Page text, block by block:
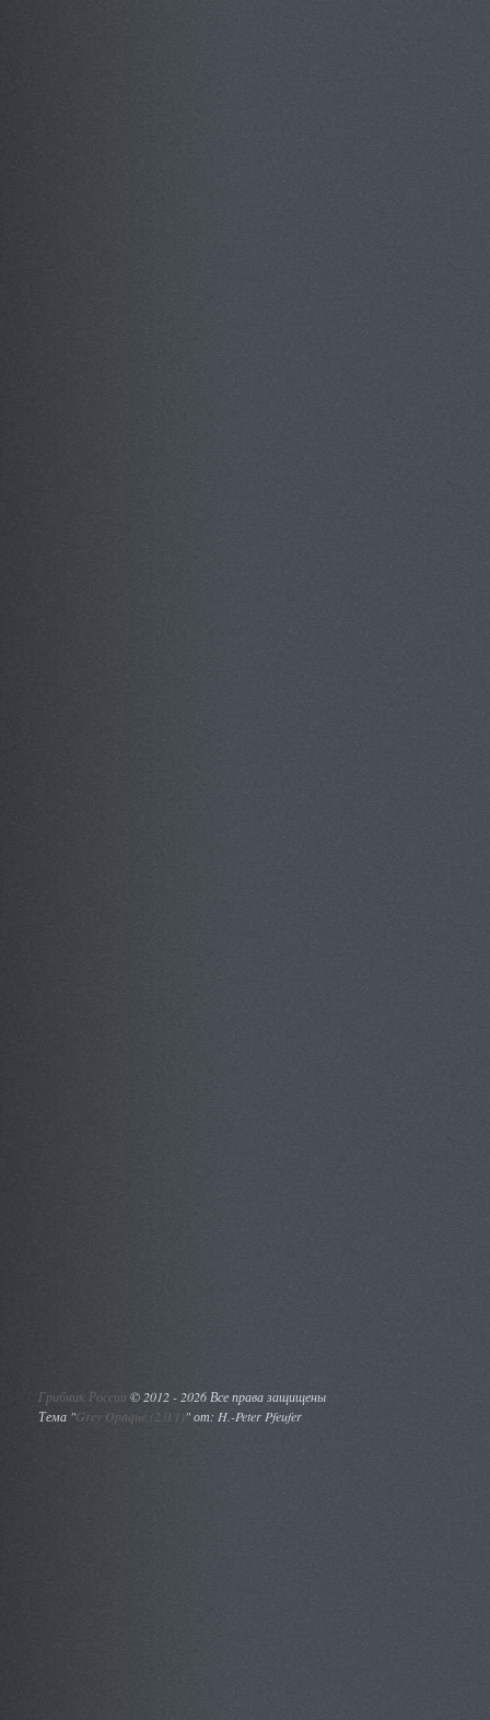
Грибник России ©2012 - 2026 Все права защищены
Тема "Grey Opaque (2.0.1)" от: H.-Peter Pfeufer